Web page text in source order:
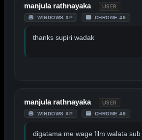
manjula rathnayaka USER
WINDOWS XP CHROME 49
thanks supiri wadak
manjula rathnayaka USER
WINDOWS XP CHROME 49
digatama me wage film walata